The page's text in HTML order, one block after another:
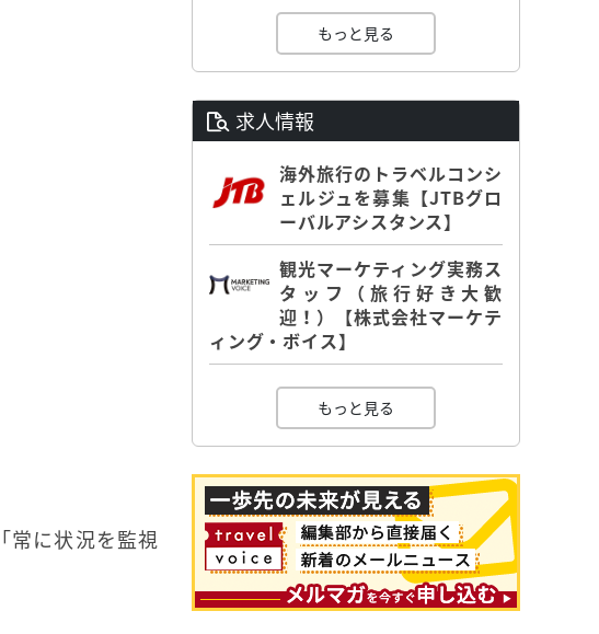
常に状況を監視
もっと見る
求人情報
海外旅行のトラベルコンシ
ェルジュを募集【JTBグロ
ーバルアシスタンス】
観光マーケティング実務ス
タッフ（旅行好き大歓
迎！）【株式会社マーケテ
ィング・ボイス】
もっと見る